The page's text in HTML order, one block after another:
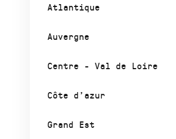
Atlantique
Auvergne
Centre - Val de Loire
Côte d’azur
Grand Est